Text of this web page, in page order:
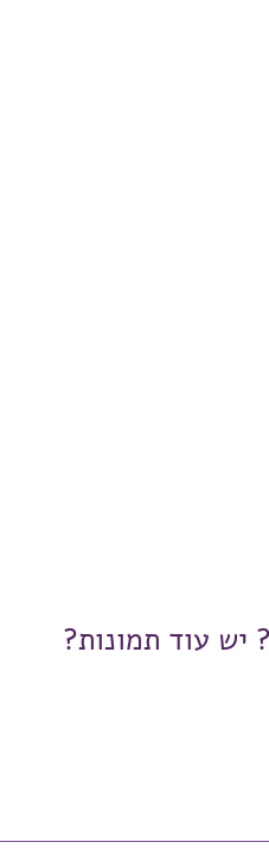
יש עוד תמונות?